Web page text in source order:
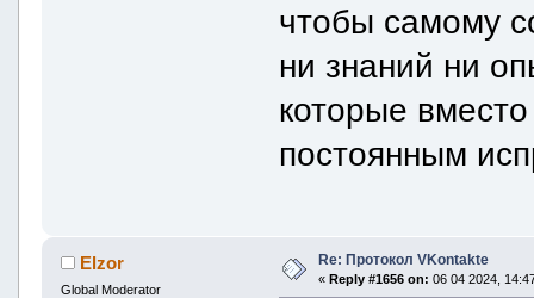
чтобы самому
ни знаний ни
которые
постоянным
Elzor
Global Moderator
Re: Протокол VKontakte
« Reply #1656 on: 06 04 2024,